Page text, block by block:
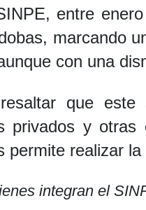
entre
marcando
con una
que este
privados y
permite realizar
integran el